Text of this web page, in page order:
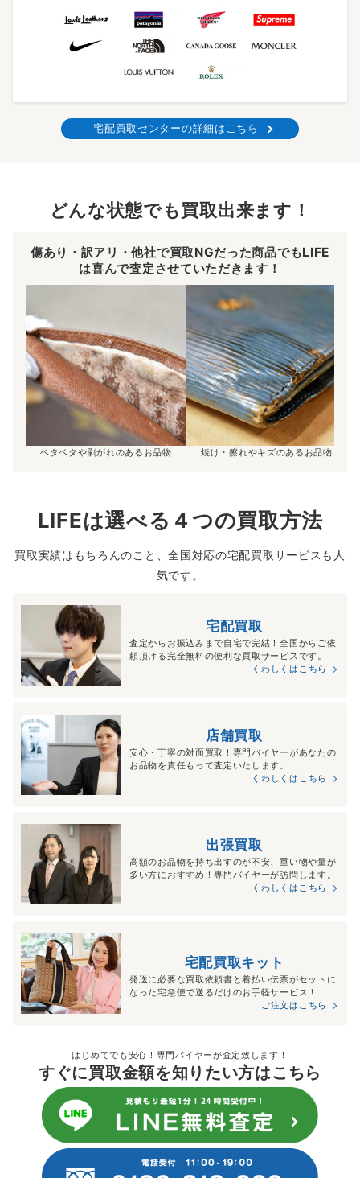
宅配買取センターの詳細はこちら
どんな状態でも買取出来ます！
傷あり・訳アリ・他社で買取NGだった商品でもLIFE
は喜んで査定させていただきます！
ベタベタや剥がれのあるお品物 焼け・擦れやキズのあるお品物
LIFEは選べる４つの買取方法
買取実績はもちろんのこと、全国対応の宅配買取サービスも人
気です。
宅配買取
査定からお振込みまで自宅で完結！全国からご依
頼頂ける完全無料の便利な買取サービスです。
くわしくはこちら
店舗買取
安心・丁寧の対面買取！専門バイヤーがあなたの
お品物を責任もって査定いたします。
くわしくはこちら
出張買取
高額のお品物を持ち出すのが不安、重い物や量が
多い方におすすめ！専門バイヤーが訪問します。
くわしくはこちら
宅配買取キット
発送に必要な買取依頼書と着払い伝票がセットに
なった宅急便で送るだけのお手軽サービス！
ご注文はこちら
はじめてでも安心！専門バイヤーが査定致します！
すぐに買取金額を知りたい方はこちら